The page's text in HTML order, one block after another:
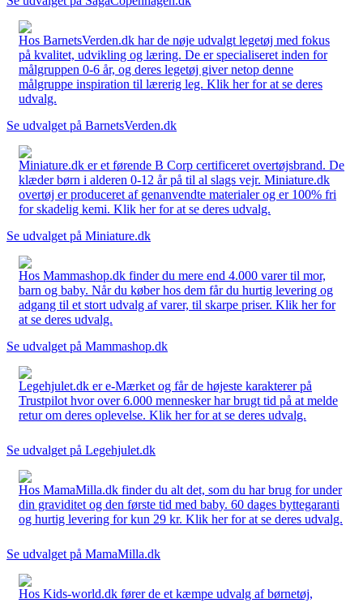
Hos BarnetsVerden.dk har de nøje udvalgt legetøj med fokus
på kvalitet, udvikling og læring. De er specialiseret inden for
målgruppen 0-6 år, og deres legetøj giver netop denne
målgruppe inspiration til lærerig leg. Klik her for at se deres
udvalg.
Se udvalget på BarnetsVerden.dk
Miniature.dk er et førende B Corp certificeret overtøjsbrand. De
klæder børn i alderen 0-12 år på til al slags vejr. Miniature.dk
overtøj er produceret af genanvendte materialer og er 100% fri
for skadelig kemi. Klik her for at se deres udvalg.
Se udvalget på Miniature.dk
Hos Mammashop.dk finder du mere end 4.000 varer til mor,
barn og baby. Når du køber hos dem får du hurtig levering og
adgang til et stort udvalg af varer, til skarpe priser. Klik her for
at se deres udvalg.
Se udvalget på Mammashop.dk
Legehjulet.dk er e-Mærket og får de højeste karakterer på
Trustpilot hvor over 6.000 mennesker har brugt tid på at melde
retur om deres oplevelse. Klik her for at se deres udvalg.
Se udvalget på Legehjulet.dk
Hos MamaMilla.dk finder du alt det, som du har brug for under
din graviditet og den første tid med baby. 60 dages byttegaranti
og hurtig levering for kun 29 kr. Klik her for at se deres udvalg.
Se udvalget på MamaMilla.dk
Hos Kids-world.dk fører de et kæmpe udvalg af børnetøj,